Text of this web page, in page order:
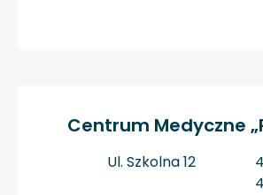
Centrum Medyczne
Ul. Szkolna 12